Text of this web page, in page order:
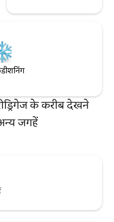
के करीब देखने
जगहें